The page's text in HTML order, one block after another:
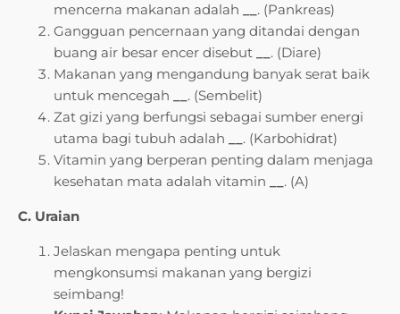
mencerna makanan adalah
. (Pankreas)
Gangguan pencernaan yang ditandai dengan
buang air besar encer disebut
. (Diare)
Makanan yang mengandung banyak serat baik
untuk mencegah
. (Sembelit)
Zat gizi yang berfungsi sebagai sumber energi
utama bagi tubuh adalah
. (Karbohidrat)
Vitamin yang berperan penting dalam menjaga
kesehatan mata adalah vitamin
. (A)
C. Uraian
Jelaskan mengapa penting untuk
mengkonsumsi makanan yang bergizi
seimbang!